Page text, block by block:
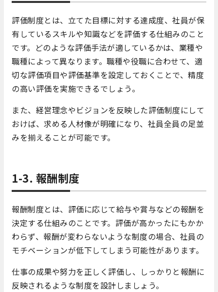
評価制度とは、立てた目標に対する達成度、社員が保
有しているスキルや知識などを評価する仕組みのこと
です。どのような評価手法が適しているかは、業種や
職種によって異なります。職種や役職に合わせて、適
切な評価項目や評価基準を設定しておくことで、精度
の高い評価を実施できるでしょう。
また、経営理念やビジョンを反映した評価制度にして
おけば、求める人材像が明確になり、社員全員の足並
みを揃えることが可能です。
1-3. 報酬制度
報酬制度とは、評価に応じて給与や賞与などの報酬を
決定する仕組みのことです。評価が高かったにもかか
わらず、報酬が変わらないような制度の場合、社員の
モチベーションが低下してしまう可能性があります。
仕事の成果や努力を正しく評価し、しっかりと報酬に
反映されるような制度を設計しましょう。